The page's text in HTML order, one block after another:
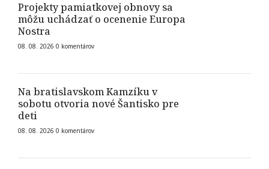
Projekty pamiatkovej obnovy sa
môžu uchádzať o ocenenie Europa
Nostra
08. 08. 2026 0 komentárov
Na bratislavskom Kamzíku v
sobotu otvoria nové Šantisko pre
deti
08. 08. 2026 0 komentárov